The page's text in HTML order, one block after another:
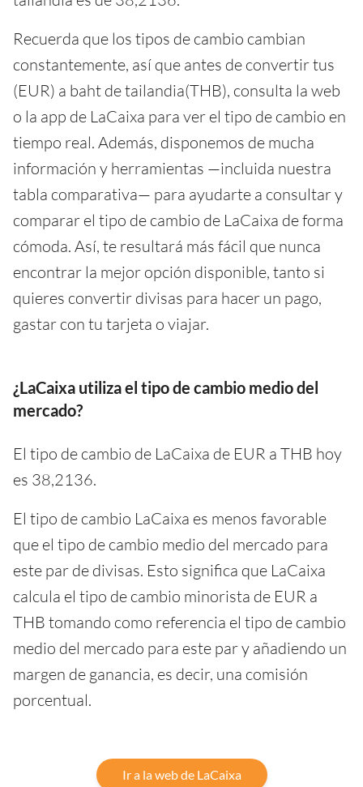
Recuerda que los tipos de cambio cambian
constantemente, así que antes de convertir tus
(EUR) a baht de tailandia(THB), consulta la web
o la app de LaCaixa para ver el tipo de cambio en
tiempo real. Además, disponemos de mucha
información y herramientas —incluida nuestra
tabla comparativa— para ayudarte a consultar y
comparar el tipo de cambio de LaCaixa de forma
cómoda. Así, te resultará más fácil que nunca
encontrar la mejor opción disponible, tanto si
quieres convertir divisas para hacer un pago,
gastar con tu tarjeta o viajar.
¿LaCaixa utiliza el tipo de cambio medio del
mercado?
El tipo de cambio de LaCaixa de EUR a THB hoy
es 38,2136.
El tipo de cambio LaCaixa es menos favorable
que el tipo de cambio medio del mercado para
este par de divisas. Esto significa que LaCaixa
calcula el tipo de cambio minorista de EUR a
THB tomando como referencia el tipo de cambio
medio del mercado para este par y añadiendo un
margen de ganancia, es decir, una comisión
porcentual.
Ir a la web de LaCaixa